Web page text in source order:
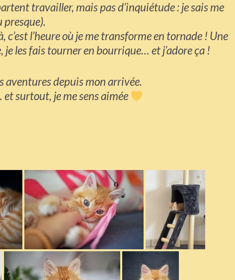
travailler, mais pas d’inquiétude : je sais me
l’heure où je me transforme en tornade ! Une
les fais tourner en bourrique… et j’adore ça !
aventures depuis mon arrivée.
et surtout, je me sens aimée